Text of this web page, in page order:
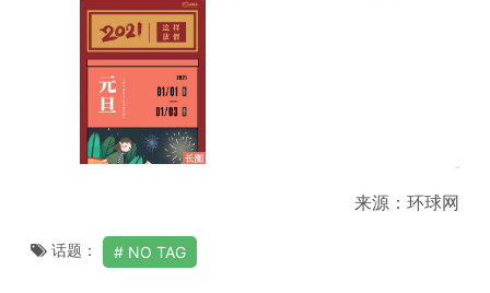
来源：环球网
话题： NO TAG